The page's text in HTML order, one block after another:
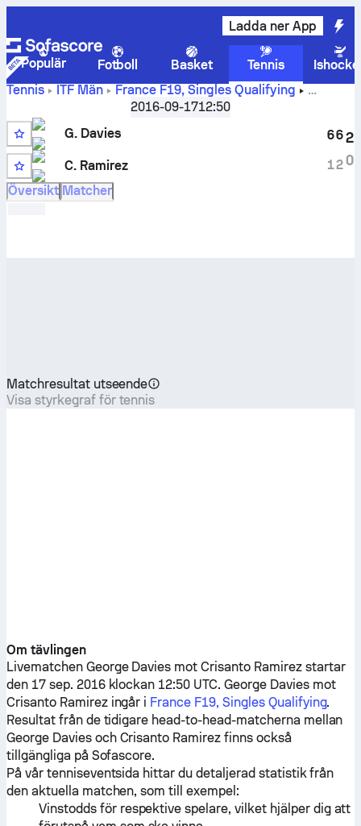
Ladda ner App
Populär Fotboll Basket Tennis
Tennis
ITF Män
France F19, Singles Qualifying
Liveresultat och H2H-resultat för George Davies
Crisanto Ramirez
2016-09-1712:50
G. Davies
C. Ramirez
6
1
6
2
2
0
Översikt Matcher
Matchresultat utseende
Visa styrkegraf för tennis
Om tävlingen
Livematchen George Davies motCrisanto Ramirezstartar
den 17 sep. 2016 klockan 12:50 UTC. George Daviesmot
Crisanto Ramirezingår i France F19, Singles Qualifying.
Resultat från de tidigare head-to-head-matcherna mellan
George Daviesoch Crisanto Ramirez finns också
tillgängliga på Sofascore.
På vår tenniseventsida hittar du detaljerad statistik från
den aktuella matchen, som till exempel:
Vinstodds för respektive spelare, vilket hjälper dig att